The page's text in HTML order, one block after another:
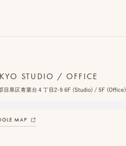
STUDIO / OFFICE
目黒区青葉台４丁目2-9 6F (Studio) / 5F (Office)
MAP